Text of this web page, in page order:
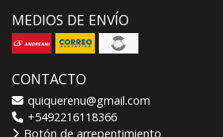
MEDIOS DE ENVÍO
CONTACTO
quiquerenu@gmail.com
+5492216118366
Botón de arrepentimiento